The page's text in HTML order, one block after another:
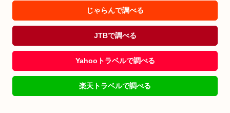
じゃらんで調べる
JTBで調べる
Yahooトラベルで調べる
楽天トラベルで調べる